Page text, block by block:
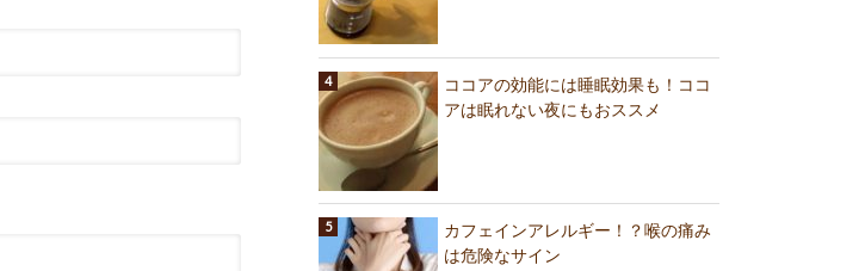
ココアの効能には睡眠効果も！ココ
アは眠れない夜にもおススメ
カフェインアレルギー！？喉の痛み
は危険なサイン